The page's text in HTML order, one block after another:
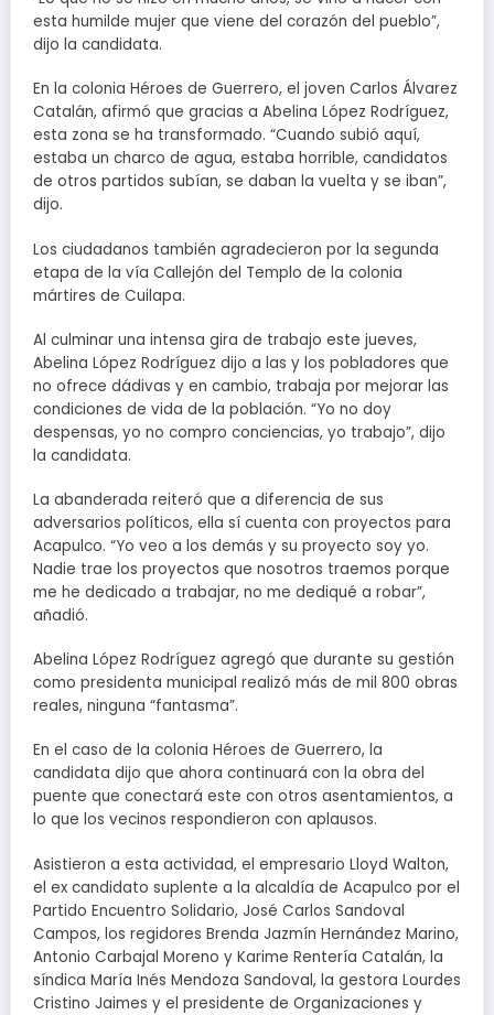
esta humilde mujer que viene del corazón del pueblo”,
dijo la candidata.
En la colonia Héroes de Guerrero, el joven Carlos Álvarez
Catalán, afirmó que gracias a Abelina López Rodríguez,
esta zona se ha transformado. “Cuando subió aquí,
estaba un charco de agua, estaba horrible, candidatos
de otros partidos subían, se daban la vuelta y se iban”,
dijo.
Los ciudadanos también agradecieron por la segunda
etapa de la vía Callejón del Templo de la colonia
mártires de Cuilapa.
Al culminar una intensa gira de trabajo este jueves,
Abelina López Rodríguez dijo a las y los pobladores que
no ofrece dádivas y en cambio, trabaja por mejorar las
condiciones de vida de la población. “Yo no doy
despensas, yo no compro conciencias, yo trabajo”, dijo
la candidata.
La abanderada reiteró que a diferencia de sus
adversarios políticos, ella sí cuenta con proyectos para
Acapulco. “Yo veo a los demás y su proyecto soy yo.
Nadie trae los proyectos que nosotros traemos porque
me he dedicado a trabajar, no me dediqué a robar”,
añadió.
Abelina López Rodríguez agregó que durante su gestión
como presidenta municipal realizó más de mil 800 obras
reales, ninguna “fantasma”.
En el caso de la colonia Héroes de Guerrero, la
candidata dijo que ahora continuará con la obra del
puente que conectará este con otros asentamientos, a
lo que los vecinos respondieron con aplausos.
Asistieron a esta actividad, el empresario Lloyd Walton,
el ex candidato suplente a la alcaldía de Acapulco por el
Partido Encuentro Solidario, José Carlos Sandoval
Campos, los regidores Brenda Jazmín Hernández Marino,
Antonio Carbajal Moreno y Karime Rentería Catalán, la
síndica María Inés Mendoza Sandoval, la gestora Lourdes
Cristino Jaimes y el presidente de Organizaciones y